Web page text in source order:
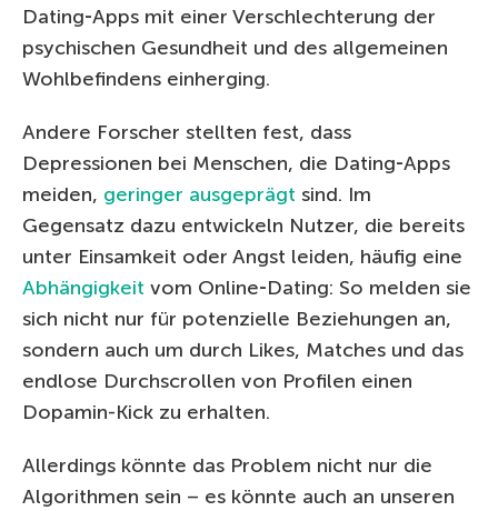
Dating‑Apps mit einer Verschlechterung der
psychischen Gesundheit und des allgemeinen
Wohlbefindens einherging.
Andere Forscher stellten fest, dass
Depressionen bei Menschen, die Dating‑Apps
meiden, geringer ausgeprägt sind. Im
Gegensatz dazu entwickeln Nutzer, die bereits
unter Einsamkeit oder Angst leiden, häufig eine
Abhängigkeit vom Online‑Dating: So melden sie
sich nicht nur für potenzielle Beziehungen an,
sondern auch um durch Likes, Matches und das
endlose Durchscrollen von Profilen einen
Dopamin-Kick zu erhalten.
Allerdings könnte das Problem nicht nur die
Algorithmen sein – es könnte auch an unseren